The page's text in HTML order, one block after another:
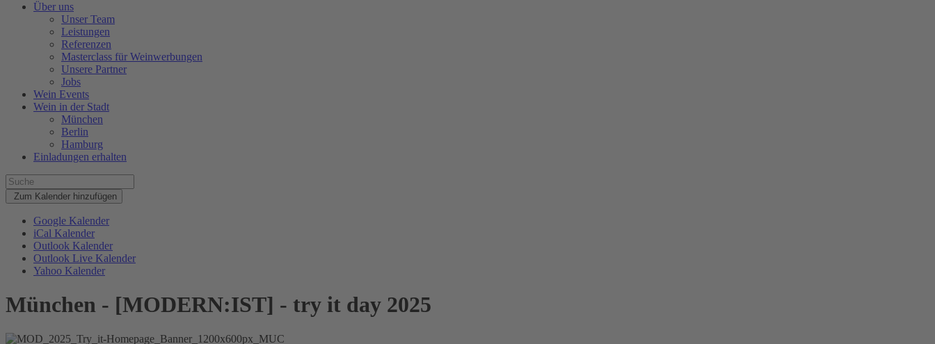
Über uns
Unser Team
Leistungen
Referenzen
Masterclass für Weinwerbungen
Unsere Partner
Jobs
Wein Events
Wein in der Stadt
München
Berlin
Hamburg
Einladungen erhalten
Zum Kalender hinzufügen
Google Kalender
iCal Kalender
Outlook Kalender
Outlook Live Kalender
Yahoo Kalender
München - [MODERN:IST] - try it day 2025